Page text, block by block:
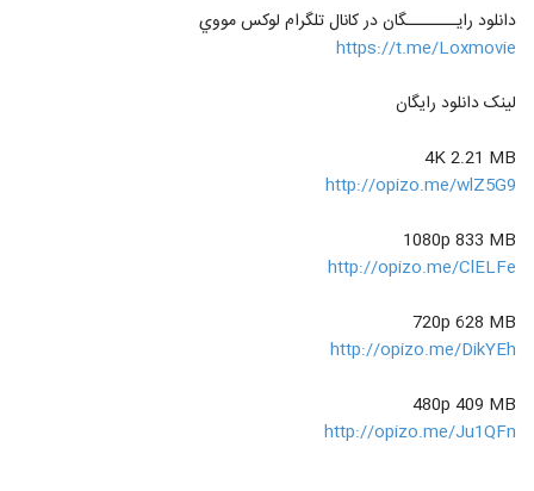
دانلود رايـــــــگان در کانال تلگرام لوکس مووي
https://t.me/Loxmovie
لینک دانلود رایگان
4K 2.21 MB
http://opizo.me/wlZ5G9
1080p 833 MB
http://opizo.me/ClELFe
720p 628 MB
http://opizo.me/DikYEh
480p 409 MB
http://opizo.me/Ju1QFn